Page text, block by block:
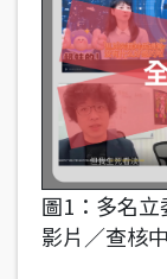
圖1：多名
影片／查核